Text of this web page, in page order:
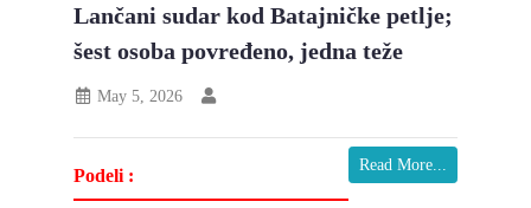
Lančani sudar kod Batajničke petlje;
šest osoba povređeno, jedna teže
May 5, 2026
Read More...
Podeli :